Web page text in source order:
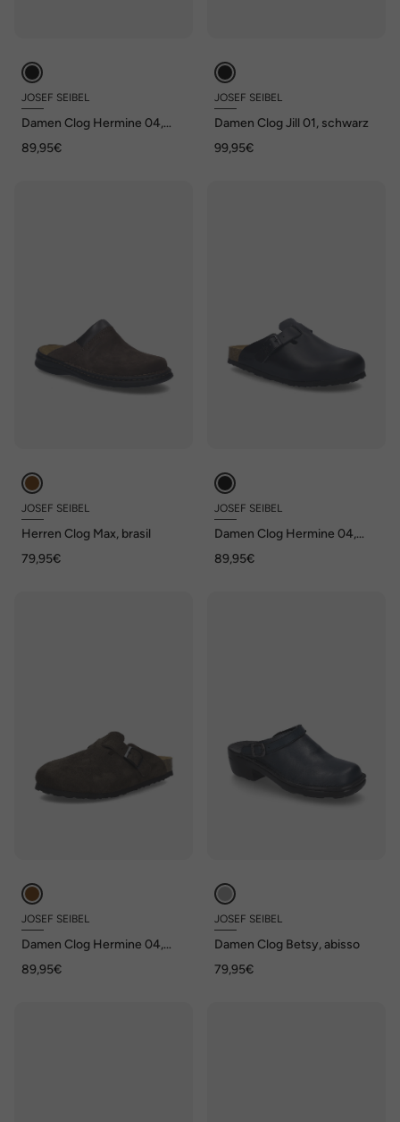
JOSEF SEIBEL
Damen Clog Hermine 04,
89,95€
JOSEF SEIBEL
Damen Clog Jill 01, schwarz
99,95€
JOSEF SEIBEL
Herren Clog Max, brasil
79,95€
JOSEF SEIBEL
Damen Clog Hermine 04,
89,95€
JOSEF SEIBEL
Damen Clog Hermine 04,
89,95€
JOSEF SEIBEL
Damen Clog Betsy, abisso
79,95€